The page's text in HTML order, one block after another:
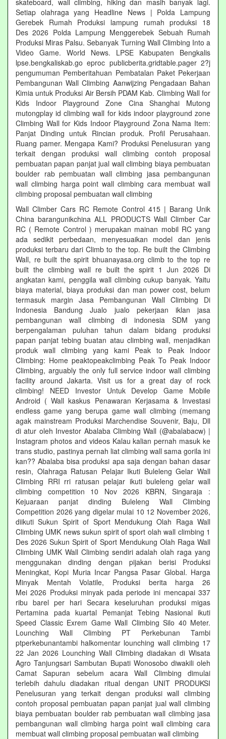
skateboard, wall climbing, hiking dan masih banyak lagi.
Setiap olahraga yang Headline News | Polda Lampung
Gerebek Rumah Produksi lampung rumah produksi 18
Des 2026 Polda Lampung Menggerebek Sebuah Rumah
Produksi Miras Palsu. Sebanyak Turning Wall Climbing Into a
Video Game. World News. LPSE Kabupaten Bengkalis
lpse.bengkaliskab.go eproc publicberita.gridtable.pager 2?j
pengumuman Pemberitahuan Pembatalan Paket Pekerjaan
Pembangunan Wall Climbing Aanwijzing Pengadaan Bahan
Kimia untuk Produksi Air Bersih PDAM Kab. Climbing Wall for
Kids Indoor Playground Zone Cina Shanghai Mutong
mutongplay id climbing wall for kids indoor playground zone
Climbing Wall for Kids Indoor Playground Zona Nama Item:
Panjat Dinding untuk Rincian produk. Profil Perusahaan.
Ruang pamer. Mengapa Kami? Produksi Penelusuran yang
terkait dengan produksi wall climbing contoh proposal
pembuatan papan panjat jual wall climbing biaya pembuatan
boulder rab pembuatan wall climbing jasa pembangunan
wall climbing harga point wall climbing cara membuat wall
climbing proposal pembuatan wall climbing
Wall Climber Cars RC Remote Control 415 | Barang Unik
China barangunikchina ALL PRODUCTS Wall Climber Car
RC ( Remote Control ) merupakan mainan mobil RC yang
ada sedikit perbedaan, menyesuaikan model dan jenis
produksi terbaru dari Climb to the top. Re built the Climbing
Wall, re built the spirit bhuanayasa.org climb to the top re
built the climbing wall re built the spirit 1 Jun 2026 Di
angkatan kami, penggila wall climbing cukup banyak. Yaitu
biaya material, biaya produksi dan man power cost, belum
termasuk margin Jasa Pembangunan Wall Climbing Di
Indonesia Bandung Jualo jualo pekerjaan iklan jasa
pembangunan wall climbing di indonesia SDM yang
berpengalaman puluhan tahun dalam bidang produksi
papan panjat tebing buatan atau climbing wall, menjadikan
produk wall climbing yang kami Peak to Peak Indoor
Climbing: Home peaktopeakclimbing Peak To Peak Indoor
Climbing, arguably the only full service indoor wall climbing
facility around Jakarta. Visit us for a great day of rock
climbing! NEED Investor Untuk Develop Game Mobile
Android ( Wall kaskus Penawaran Kerjasama & Investasi
endless game yang berupa game wall climbing (memang
agak mainstream Produksi Marchendise Souvenir, Baju, Dll
di atur oleh Investor Abalaba Climbing Wall (@abalabacw) |
Instagram photos and videos Kalau kalian pernah masuk ke
trans studio, pastinya pernah liat climbing wall sama gorila ini
kan?? Abalaba bisa produksi apa saja dengan bahan dasar
resin, Olahraga Ratusan Pelajar Ikuti Buleleng Gelar Wall
Climbing RRI rri ratusan pelajar ikuti buleleng gelar wall
climbing competition 10 Nov 2026 KBRN, Singaraja :
Kejuaraan panjat dinding Buleleng Wall Climbing
Competition 2026 yang digelar mulai 10 12 November 2026,
diikuti Sukun Spirit of Sport Mendukung Olah Raga Wall
Climbing UMK news sukun spirit of sport olah wall climbing 1
Des 2026 Sukun Spirit of Sport Mendukung Olah Raga Wall
Climbing UMK Wall Climbing sendiri adalah olah raga yang
menggunakan dinding dengan pijakan berisi Produksi
Meningkat, Kopi Muria Incar Pangsa Pasar Global. Harga
Minyak Mentah Volatile, Produksi berita harga 26
Mei 2026 Produksi minyak pada periode ini mencapai 337
ribu barel per hari Secara keseluruhan produksi migas
Pertamina pada kuartal Pemanjat Tebing Nasional ikuti
Speed Classic Exrem Game Wall Climbing Silo 40 Meter.
Lounching Wall Climbing PT Perkebunan Tambi
ptperkebunantambi halkomentar lounching wall climbing 17
22 Jan 2026 Lounching Wall Climbing diadakan di Wisata
Agro Tanjungsari Sambutan Bupati Wonosobo diwakili oleh
Camat Sapuran sebelum acara Wall Climbing dimulai
terlebih dahulu diadakan ritual dengan UNIT PRODUKSI
Penelusuran yang terkait dengan produksi wall climbing
contoh proposal pembuatan papan panjat jual wall climbing
biaya pembuatan boulder rab pembuatan wall climbing jasa
pembangunan wall climbing harga point wall climbing cara
membuat wall climbing proposal pembuatan wall climbing